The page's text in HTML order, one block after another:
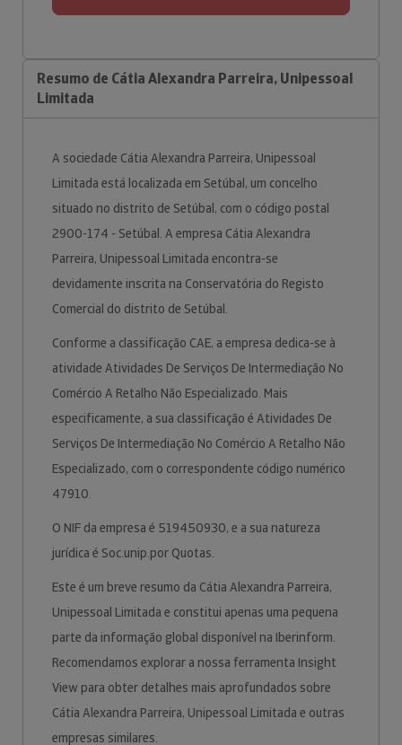
Resumo de Cátia Alexandra Parreira, Unipessoal
Limitada
A sociedade Cátia Alexandra Parreira, Unipessoal
Limitada está localizada em Setúbal, um concelho
situado no distrito de Setúbal, com o código postal
2900-174 - Setúbal. A empresa Cátia Alexandra
Parreira, Unipessoal Limitada encontra-se
devidamente inscrita na Conservatória do Registo
Comercial do distrito de Setúbal.
Conforme a classificação CAE, a empresa dedica-se à
atividade Atividades De Serviços De Intermediação No
Comércio A Retalho Não Especializado. Mais
especificamente, a sua classificação é Atividades De
Serviços De Intermediação No Comércio A Retalho Não
Especializado, com o correspondente código numérico
47910.
O NIF da empresa é 519450930, e a sua natureza
jurídica é Soc.unip.por Quotas.
Este é um breve resumo da Cátia Alexandra Parreira,
Unipessoal Limitada e constitui apenas uma pequena
parte da informação global disponível na Iberinform.
Recomendamos explorar a nossa ferramenta Insight
View para obter detalhes mais aprofundados sobre
Cátia Alexandra Parreira, Unipessoal Limitada e outras
empresas similares.